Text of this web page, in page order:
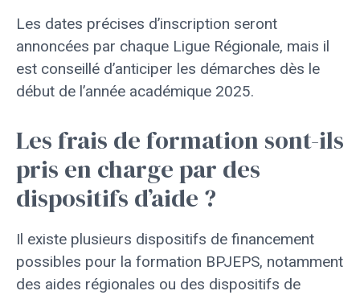
Les dates précises d’inscription seront
annoncées par chaque Ligue Régionale, mais il
est conseillé d’anticiper les démarches dès le
début de l’année académique 2025.
Les frais de formation sont-ils
pris en charge par des
dispositifs d’aide ?
Il existe plusieurs dispositifs de financement
possibles pour la formation BPJEPS, notamment
des aides régionales ou des dispositifs de